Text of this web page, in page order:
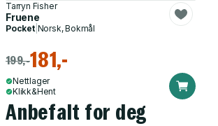
Tarryn Fisher
Fruene
Pocket| Norsk, Bokmål
199,-181,-
Nettlager
Klikk&Hent
Anbefalt for deg